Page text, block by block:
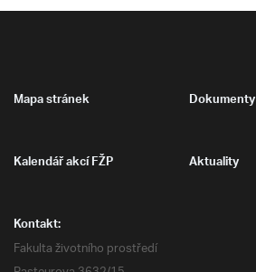
Mapa stránek Dokumenty
Kalendář akcí FŽP Aktuality
Kontakt:
Fakulta životního prostředí